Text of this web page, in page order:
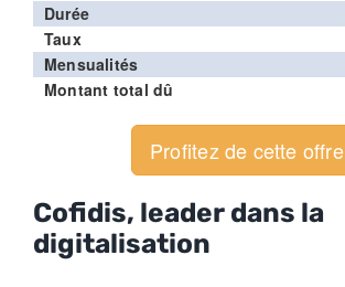
Durée
Taux
Mensualités
Montant total dû
Profitez de cette offre
Cofidis, leader dans la
digitalisation